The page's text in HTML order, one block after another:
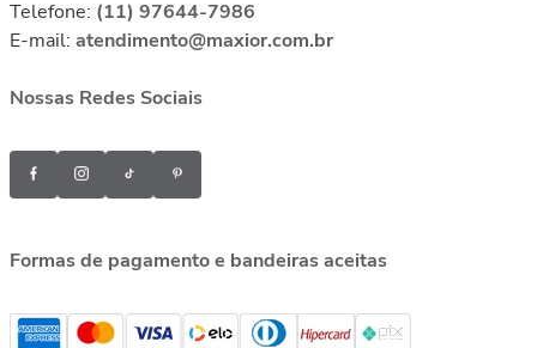
Telefone: (11) 97644-7986
E-mail: atendimento@maxior.com.br
Nossas Redes Sociais
Formas de pagamento e bandeiras aceitas